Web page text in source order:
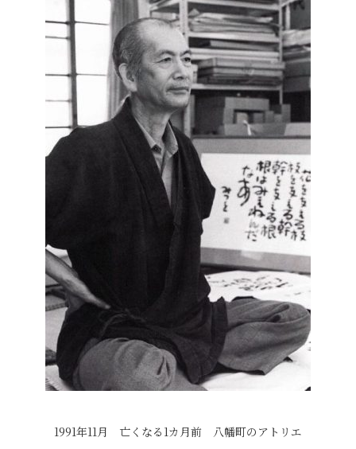
1991年11月 亡くなる1カ月前 八幡町のアトリエ